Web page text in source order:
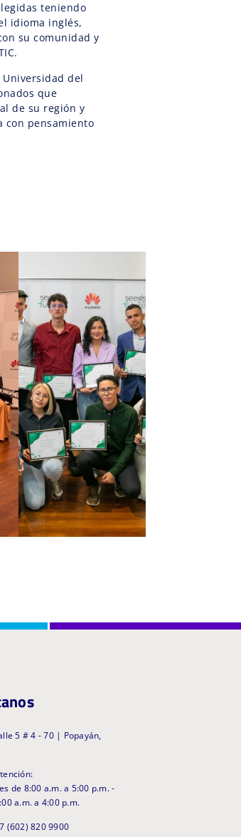
teniendo
idioma inglés,
su comunidad y
del
que
de su región y
con pensamiento
5 # 4 - 70 | Popayán,
de 8:00 a.m. a 5:00 p.m. -
a.m. a 4:00 p.m.
(602) 820 9900